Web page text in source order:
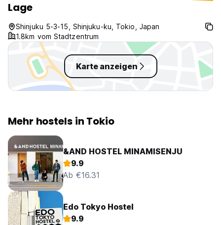
Lage
Shinjuku 5-3-15, Shinjuku-ku, Tokio, Japan
1.8km vom Stadtzentrum
Karte anzeigen
Mehr hostels in Tokio
&AND HOSTEL MINAMISENJU
9.9
Ab €16.31
Edo Tokyo Hostel
9.9